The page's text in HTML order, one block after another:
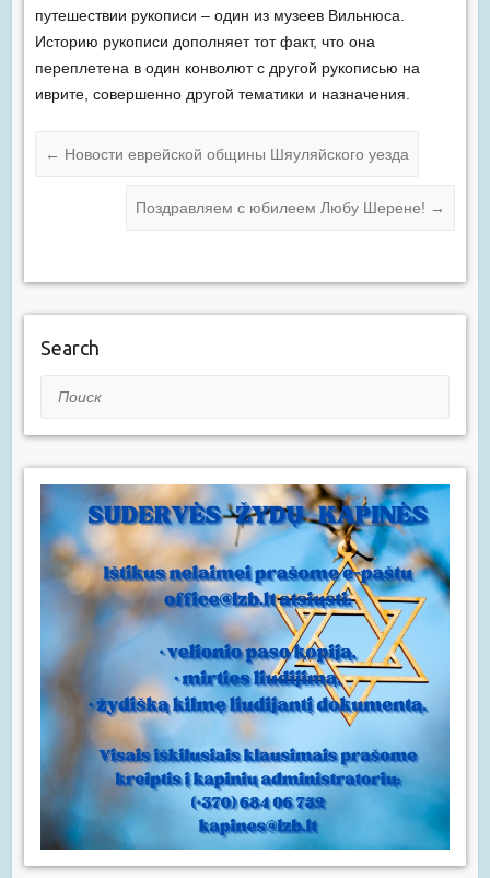
путешествии рукописи – один из музеев Вильнюса.
Историю рукописи дополняет тот факт, что она
переплетена в один конволют с другой рукописью на
иврите, совершенно другой тематики и назначения.
← Новости еврейской общины Шяуляйского уезда
Поздравляем с юбилеем Любу Шерене! →
Search
Поиск